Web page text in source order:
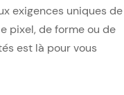
exigences uniques de
pixel, de forme ou de
est là pour vous